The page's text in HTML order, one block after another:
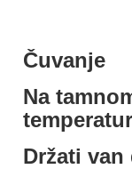
Čuvanje
Na
Držati van